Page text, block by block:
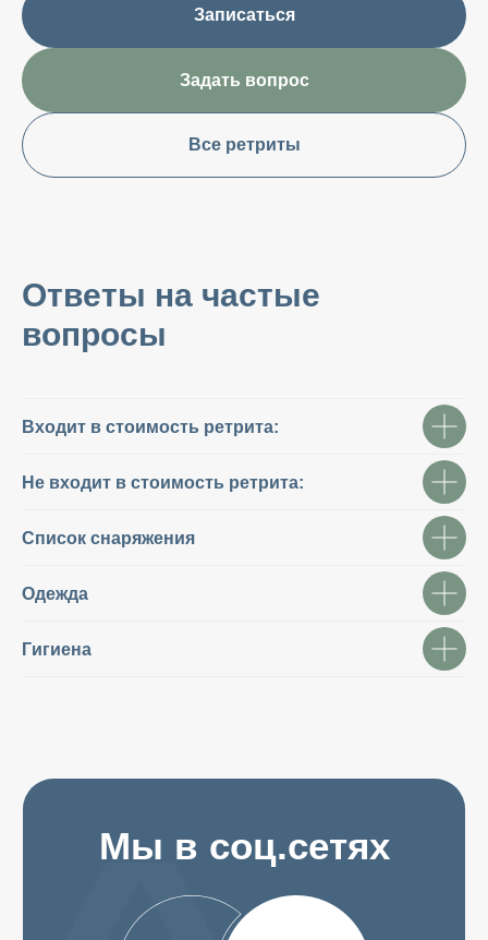
Записаться
Задать вопрос
Все ретриты
Ответы на частые
вопросы
Входит в стоимость ретрита:
Не входит в стоимость ретрита:
Список снаряжения
Одежда
Гигиена